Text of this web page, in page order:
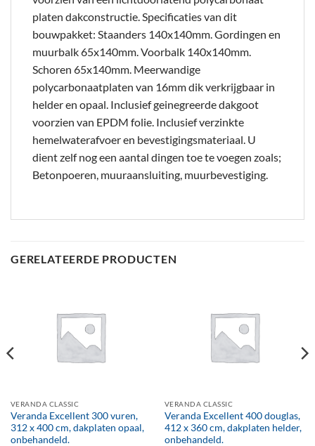
platen dakconstructie. Specificaties van dit
bouwpakket: Staanders 140x140mm. Gordingen en
muurbalk 65x140mm. Voorbalk 140x140mm.
Schoren 65x140mm. Meerwandige
polycarbonaatplaten van 16mm dik verkrijgbaar in
helder en opaal. Inclusief geinegreerde dakgoot
voorzien van EPDM folie. Inclusief verzinkte
hemelwaterafvoer en bevestigingsmateriaal. U
dient zelf nog een aantal dingen toe te voegen zoals;
Betonpoeren, muuraansluiting, muurbevestiging.
GERELATEERDE PRODUCTEN
VERANDA CLASSIC
Veranda Excellent 300 vuren,
312 x 400 cm, dakplaten opaal,
onbehandeld.
VERANDA CLASSIC
Veranda Excellent 400 douglas,
412 x 360 cm, dakplaten helder,
onbehandeld.